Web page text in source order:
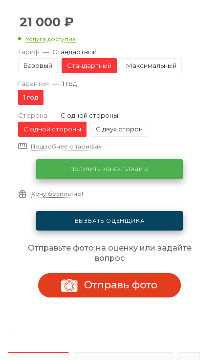
21 000 ₽
Услуга доступна
Тариф — Стандартный
Базовый
Стандартный Максимальный
Гарантия — 1 год
1 год
Сторона — С одной стороны
С одной стороны
С двух сторон
Подробнее о тарифах
ПОЛУЧИТЬ КОНСУЛЬТАЦИЮ
Хочу бесплатно!
ВЫЗВАТЬ ОЦЕНЩИКА
Отправьте фото на оценку или задайте
вопрос